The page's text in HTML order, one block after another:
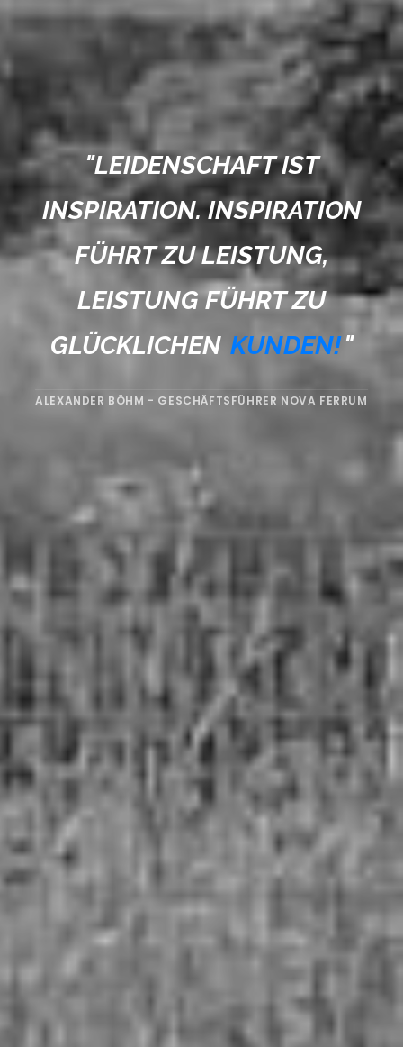
"LEIDENSCHAFT IST
INSPIRATION. INSPIRATION
FÜHRT ZU LEISTUNG,
LEISTUNG FÜHRT ZU
GLÜCKLICHEN KUNDEN!"
ALEXANDER BÖHM - GESCHÄFTSFÜHRER NOVA FERRUM